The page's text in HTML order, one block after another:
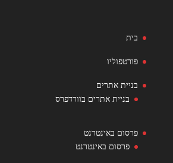
בית
פורטפוליו
בניית אתרים
בניית אתרים בוורדפרס
פרסום באינטרנט
פרסום באינטרנט